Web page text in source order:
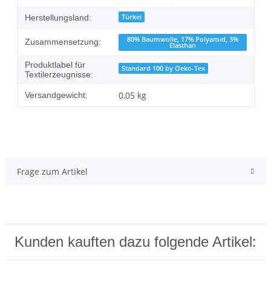
Herstellungsland: Türkei
Zusammensetzung: 80% Baumwolle, 17% Polyamid, 3%
Elasthan
Produktlabel für
Textilerzeugnisse:
Standard 100 by Oeko-Tex
Versandgewicht: 0,05 kg
Frage zum Artikel
Kunden kauften dazu folgende Artikel: